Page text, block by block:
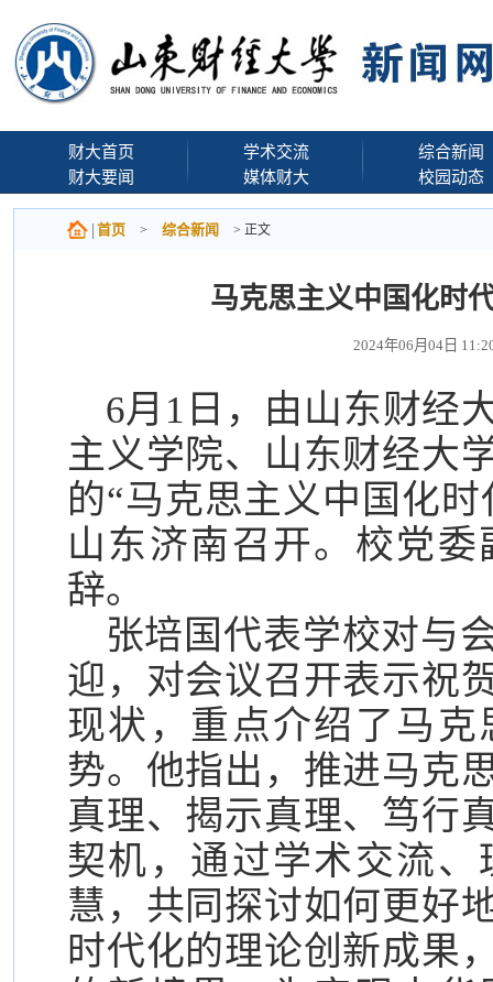
财大首页
财大要闻
学术交流
媒体财大
综合新闻
校园动态
首页 > 综合新闻 > 正文
马克思主义中国化时
2024年06月04日
6月1日，由山东财经
主义学院、山东财经大
的“马克思主义中国化
山东济南召开。校党
辞。
张培国代表学校对与
迎，对会议召开表示祝
现状，重点介绍了马
势。他指出，推进马克
真理、揭示真理、笃行
契机，通过学术交流
慧，共同探讨如何更好
时代化的理论创新成果